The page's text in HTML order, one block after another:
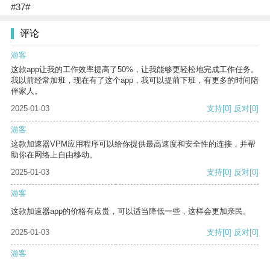
#37#
评论
游客
这款app让我的工作效率提高了50%，让我能够更轻松地完成工作任务。
我以前经常加班，现在有了这个app，我可以提前下班，有更多的时间陪
伴家人。
2025-01-03
支持[0] 反对[0]
游客
这款加速器VPM应用程序可以给你提供最高速度和安全性的连接，并帮
助你在网络上自由移动。
2025-01-03
支持[0] 反对[0]
游客
这款加速器app的价格有点贵，可以适当降低一些，这样会更加亲民。
2025-01-03 支持[0] 反对[0]
游客